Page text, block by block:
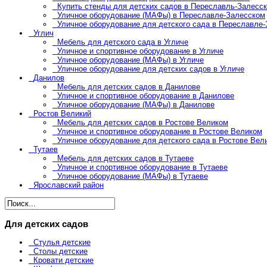
Купить стенды для детских садов в Переславль-
Уличное оборудование (МАФы) в Переславле-Залесском
Уличное оборудование для детского сада в
Углич
Мебель для детского сада в Угличе
Уличное и спортивное оборудование в Угличе
Уличное оборудование (МАФы) в Угличе
Уличное оборудование для детских садов в Угличе
Данилов
Мебель для детских садов в Данилове
Уличное и спортивное оборудование в Данилове
Уличное оборудование (МАФы) в Данилове
Ростов Великий
Мебель для детских садов в Ростове Великом
Уличное и спортивное оборудование в Ростове Великом
Уличное оборудование для детского сада в Ростове
Тутаев
Мебель для детских садов в Тутаеве
Уличное и спортивное оборудование в Тутаеве
Уличное оборудование (МАФы) в Тутаеве
Ярославский район
Для детских садов
Стулья детские
Столы детские
Кровати детские